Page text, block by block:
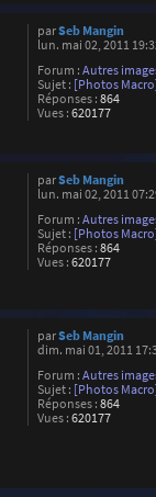
parSeb Mangin
lun. mai 02, 2011
Forum : Autres
Sujet : [Photos
Réponses : 864
Vues : 620177
parSeb Mangin
lun. mai 02, 2011
Forum : Autres
Sujet : [Photos
Réponses : 864
Vues : 620177
parSeb Mangin
dim. mai 01, 2011
Forum : Autres
Sujet : [Photos
Réponses : 864
Vues : 620177